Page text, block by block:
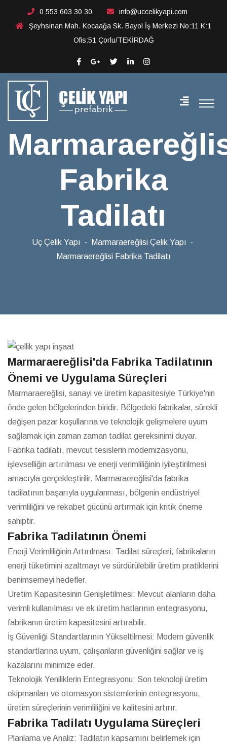
Marmaraereğlisi Fabrika
Tadilatı
0 553 603 30 30
info@uccelikyapi.com
Şeyhsinan Mah. Kocaağa Sk. Bayol İş Merkezi No:11 K:1
Ofis:51 Çorlu/TEKİRDAĞ
Fabrika
Tadilatı
Uç Çelik Yapı
Marmaraereğlisi Çelik Yapı
Marmaraereğlisi Fabrika Tadilatı
Marmaraereğlisi'da Fabrika Tadilatının
Önemi ve Uygulama Süreçleri
Marmaraereğlisi, sanayi ve üretim kapasitesiyle Türkiye'nin
önde gelen bölgelerinden biridir. Bölgedeki fabrikalar, sürekli
değişen pazar koşullarına ve teknolojik gelişmelere uyum
sağlamak için zaman zaman tadilat gereksinimi duyar.
Fabrika tadilatı, mevcut tesislerin modernizasyonu,
işlevselliğin artırılması ve enerji verimliliğinin iyileştirilmesi
amacıyla gerçekleştirilir. Marmaraereğlisi'da fabrika
tadilatının başarıyla uygulanması, bölgenin endüstriyel
verimliliğini ve rekabet gücünü artırmak için kritik öneme
sahiptir.
Fabrika Tadilatının Önemi
Enerji Verimliliğinin Artırılması: Tadilat süreçleri, fabrikaların
enerji tüketimini azaltmayı ve sürdürülebilir üretim pratiklerini
benimsemeyi hedefler.
Üretim Kapasitesinin Genişletilmesi: Mevcut alanların daha
verimli kullanılması ve ek üretim hatlarının entegrasyonu,
fabrikanın üretim kapasitesini artırabilir.
İş Güvenliği Standartlarının Yükseltilmesi: Modern güvenlik
standartlarına uyum, çalışanların güvenliğini sağlar ve iş
kazalarını minimize eder.
Teknolojik Yeniliklerin Entegrasyonu: Son teknoloji üretim
ekipmanları ve otomasyon sistemlerinin entegrasyonu,
üretim süreçlerinin verimliliğini ve kalitesini artırır.
Fabrika Tadilatı Uygulama Süreçleri
Planlama ve Analiz: Tadilatın kapsamını belirlemek için